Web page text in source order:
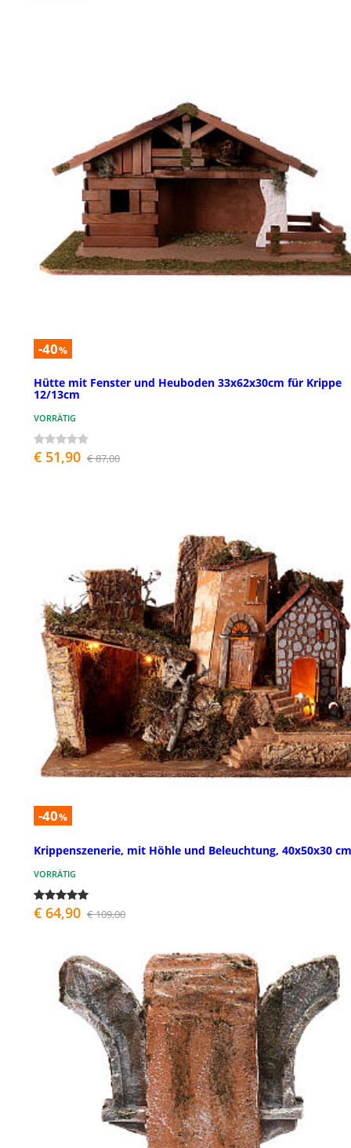
-40%
Hütte mit Fenster und Heuboden 33x62x30cm für Krippe
12/13cm
VORRÄTIG
€ 51,90 € 87,00
-40%
Krippenszenerie, mit Höhle und Beleuchtung, 40x50x30 cm
VORRÄTIG
€ 64,90 € 109,00